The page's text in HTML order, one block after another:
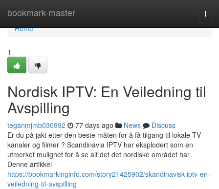
bookmark-master
Home
Home
1
Nordisk IPTV: En Veiledning til
Avspilling
teganmjmb030992 77 days ago News
Discuss
Er du på jakt etter den beste måten for å få tilgang til lokale TV-
kanaler og filmer ? Scandinavia IPTV har eksplodert som en
utmerket mulighet for å se alt det det nordiske området har.
Denne artikkel
https://bookmarkinginfo.com/story21425902/skandinavisk-iptv-en-
veiledning-til-avspilling